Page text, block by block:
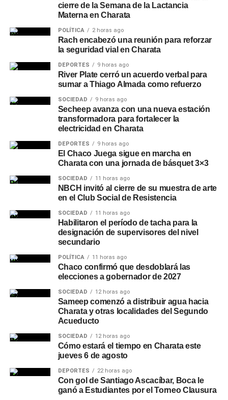
cierre de la Semana de la Lactancia
Materna en Charata
POLÍTICA 2 horas ago
Rach encabezó una reunión para reforzar
la seguridad vial en Charata
DEPORTES 9 horas ago
River Plate cerró un acuerdo verbal para
sumar a Thiago Almada como refuerzo
SOCIEDAD 9 horas ago
Secheep avanza con una nueva estación
transformadora para fortalecer la
electricidad en Charata
DEPORTES 9 horas ago
El Chaco Juega sigue en marcha en
Charata con una jornada de básquet 3×3
SOCIEDAD 11 horas ago
NBCH invitó al cierre de su muestra de arte
en el Club Social de Resistencia
SOCIEDAD 11 horas ago
Habilitaron el período de tacha para la
designación de supervisores del nivel
secundario
POLÍTICA 11 horas ago
Chaco confirmó que desdoblará las
elecciones a gobernador de 2027
SOCIEDAD 12 horas ago
Sameep comenzó a distribuir agua hacia
Charata y otras localidades del Segundo
Acueducto
SOCIEDAD 12 horas ago
Cómo estará el tiempo en Charata este
jueves 6 de agosto
DEPORTES 22 horas ago
Con gol de Santiago Ascacíbar, Boca le
ganó a Estudiantes por el Torneo Clausura